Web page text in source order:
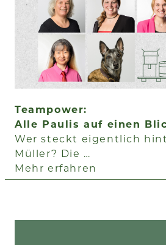
Teampower:
Alle Paulis auf einen
Wer steckt eigentlich
Müller? Die …
Mehr erfahren